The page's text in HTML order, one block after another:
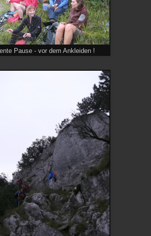
Pause - vor dem Ankleiden !